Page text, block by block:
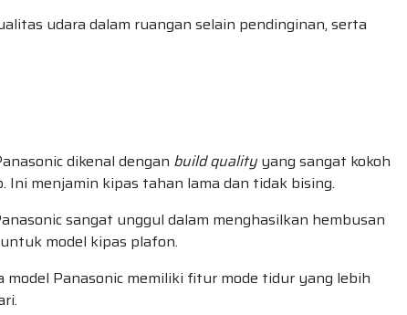
udara dalam ruangan selain pendinginan, serta
dikenal dengan build quality yang sangat kokoh
Ini menjamin kipas tahan lama dan tidak bising.
sangat unggul dalam menghasilkan hembusan
model kipas plafon.
model Panasonic memiliki fitur mode tidur yang lebih